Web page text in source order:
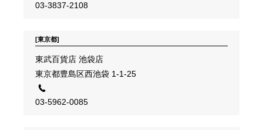
03-3837-2108
[東京都]
東武百貨店 池袋店
東京都豊島区西池袋 1-1-25
03-5962-0085